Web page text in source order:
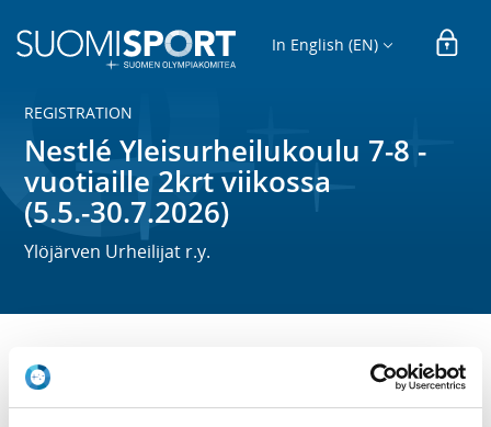
In English (EN)
REGISTRATION
Nestlé Yleisurheilukoulu 7-8 -
vuotiaille 2krt viikossa
(5.5.-30.7.2026)
Ylöjärven Urheilijat r.y.
Nestlé Yleisurheilukoulu konseptin mukainen